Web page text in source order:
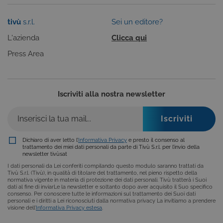
tivù s.r.l.
L'azienda
Press Area
Sei un editore?
Clicca qui
Iscriviti alla nostra newsletter
Dichiaro di aver letto l’Informativa Privacy e presto il consenso al
trattamento dei miei dati personali da parte di Tivù S.r.l. per l’invio della
newsletter tivùsat
I dati personali da Lei conferiti compilando questo modulo saranno trattati da
Tivù S.r.l. (Tivù), in qualità di titolare del trattamento, nel pieno rispetto della
normativa vigente in materia di protezione dei dati personali. Tivù tratterà i Suoi
dati al fine di inviarLe la newsletter e soltanto dopo aver acquisito il Suo specifico
consenso. Per conoscere tutte le informazioni sul trattamento dei Suoi dati
personali e i diritti a Lei riconosciuti dalla normativa privacy La invitiamo a prendere
visione dell’Informativa Privacy estesa
www.tivu.tv
utilizzato per
dal server.
CookieScript
Questo
utilizzato dal
servizio
Script.com
ricordare le
preferenze
consenso sui
cookie dei
visitatori. È
necessario